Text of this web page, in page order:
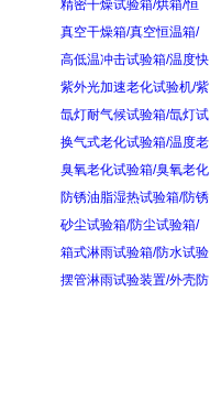
精密干燥试验箱/烘箱/恒
真空干燥箱/真空恒温箱/
高低温冲击试验箱/温度快
紫外光加速老化试验机/紫
氙灯耐气候试验箱/氙灯试
换气式老化试验箱/温度老
臭氧老化试验箱/臭氧老化
防锈油脂湿热试验箱/防锈
砂尘试验箱/防尘试验箱/
箱式淋雨试验箱/防水试验
摆管淋雨试验装置/外壳防